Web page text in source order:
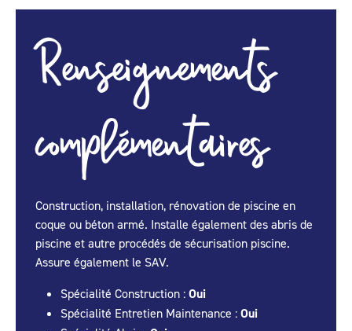
Renseignements
complémentaires
Construction, installation, rénovation de piscine en
coque ou béton armé. Installe également des abris de
piscine et autre procédés de sécurisation piscine.
Assure également le SAV.
Spécialité Construction : Oui
Spécialité Entretien Maintenance : Oui